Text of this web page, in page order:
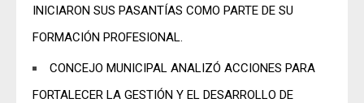
INICIARON SUS PASANTÍAS COMO PARTE DE SU
FORMACIÓN PROFESIONAL.
CONCEJO MUNICIPAL ANALIZÓ ACCIONES PARA
FORTALECER LA GESTIÓN Y EL DESARROLLO DE